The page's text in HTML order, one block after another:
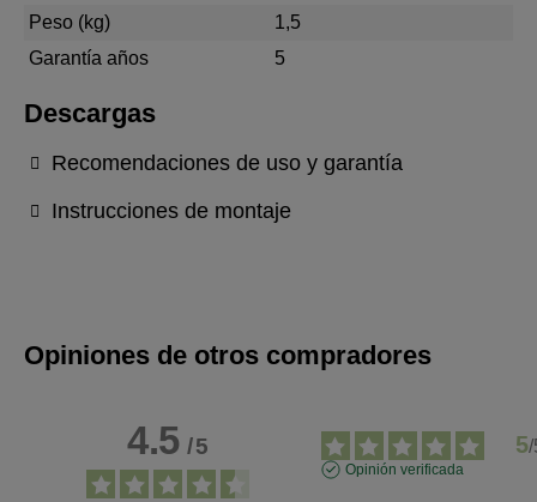
Peso (kg)
1,5
Garantía años
5
Descargas
Recomendaciones de uso y garantía
Instrucciones de montaje
Opiniones de otros compradores
4.5/5 5/
Opinión verificada